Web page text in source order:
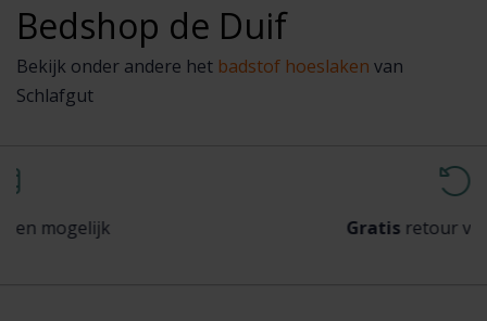
Bedshop de Duif
Bekijk onder andere het badstof hoeslaken van
Schlafgut
retour vanaf €100,-